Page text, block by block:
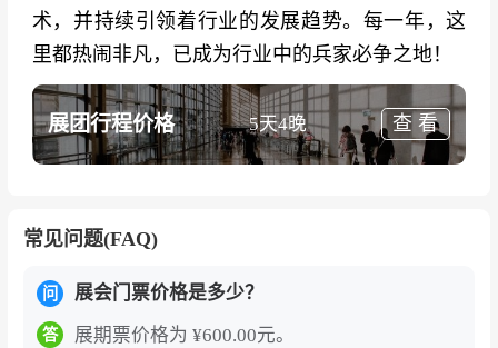
术，并持续引领着行业的发展趋势。每一年，这
里都热闹非凡，已成为行业中的兵家必争之地！
展团行程价格 5天4晚 查 看
常见问题(FAQ)
问 展会门票价格是多少？
答 展期票价格为 ¥600.00元。